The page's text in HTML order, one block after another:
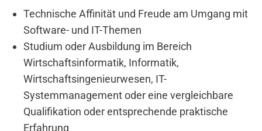
Technische Affinität und Freude am Umgang mit
Software- und IT-Themen
Studium oder Ausbildung im Bereich
Wirtschaftsinformatik, Informatik,
Wirtschaftsingenieurwesen, IT-
Systemmanagement oder eine vergleichbare
Qualifikation oder entsprechende praktische
Erfahrung